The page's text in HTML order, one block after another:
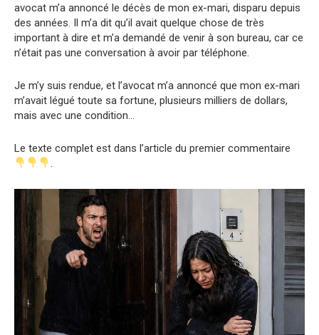
avocat m’a annoncé le décès de mon ex-mari, disparu depuis
des années. Il m’a dit qu’il avait quelque chose de très
important à dire et m’a demandé de venir à son bureau, car ce
n’était pas une conversation à avoir par téléphone.
Je m’y suis rendue, et l’avocat m’a annoncé que mon ex-mari
m’avait légué toute sa fortune, plusieurs milliers de dollars,
mais avec une condition…
Le texte complet est dans l’article du premier commentaire
.